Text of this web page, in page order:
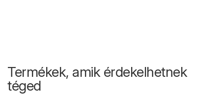
Termékek, amik érdekelhetnek
téged